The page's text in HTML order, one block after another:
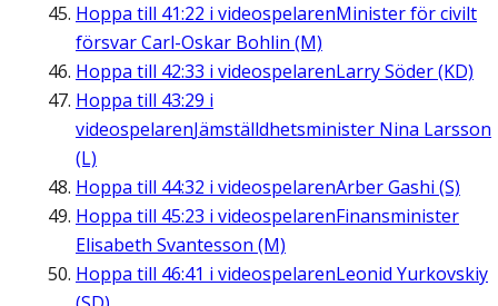
Hoppa till 41:22 i videospelarenMinister för civilt
försvar Carl-Oskar Bohlin (M)
Hoppa till 42:33 i videospelarenLarry Söder (KD)
Hoppa till 43:29 i
videospelarenJämställdhetsminister Nina Larsson
(L)
Hoppa till 44:32 i videospelarenArber Gashi (S)
Hoppa till 45:23 i videospelarenFinansminister
Elisabeth Svantesson (M)
Hoppa till 46:41 i videospelarenLeonid Yurkovskiy